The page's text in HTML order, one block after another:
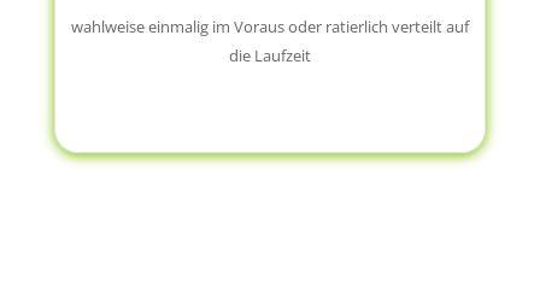
wahlweise einmalig im Voraus oder ratierlich verteilt auf
die Laufzeit